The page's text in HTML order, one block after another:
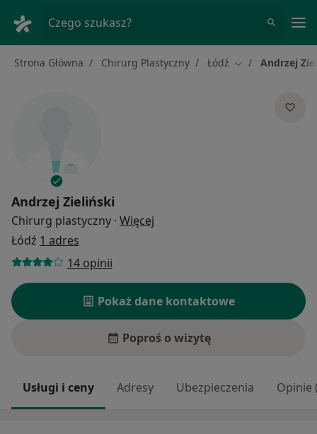
Czego szukasz?
Strona Główna Chirurg Plastyczny Łódź Zmień miasto
Andrzej
Andrzej Zieliński
Chirurg plastyczny · Więcej
Łódź 1 adres
14 opinii
Pokaż dane kontaktowe
Poproś o wizytę
Usługi i ceny Adresy Ubezpieczenia Opinie